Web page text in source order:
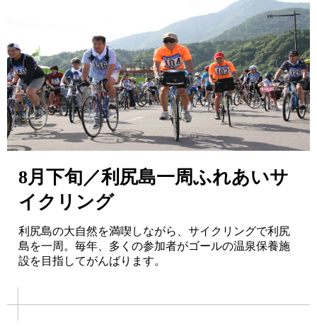
8月下旬／利尻島一周ふれあいサ
イクリング
利尻島の大自然を満喫しながら、サイクリングで利尻
島を一周。毎年、多くの参加者がゴールの温泉保養施
設を目指してがんばります。